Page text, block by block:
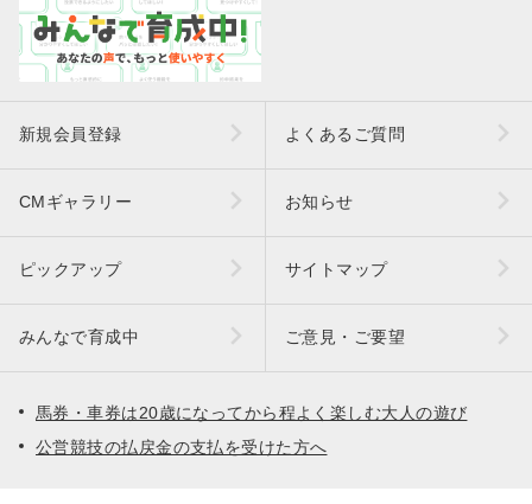
新規会員登録 よくあるご質問
CMギャラリー お知らせ
ピックアップ サイトマップ
みんなで育成中 ご意見・ご要望
馬券・車券は20歳になってから程よく楽しむ大人の遊び
公営競技の払戻金の支払を受けた方へ